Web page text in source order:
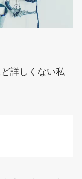
詳しくない私